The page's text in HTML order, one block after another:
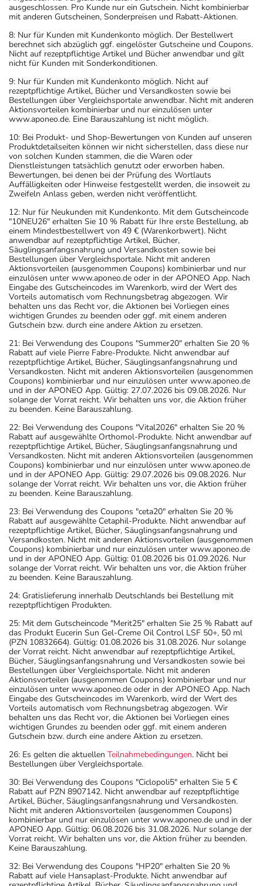
ausgeschlossen. Pro Kunde nur ein Gutschein. Nicht kombinierbar
mit anderen Gutscheinen, Sonderpreisen und Rabatt-Aktionen.
8: Nur für Kunden mit Kundenkonto möglich. Der Bestellwert
berechnet sich abzüglich ggf. eingelöster Gutscheine und Coupons.
Nicht auf rezeptpflichtige Artikel und Bücher anwendbar und gilt
nicht für Kunden mit Sonderkonditionen.
9: Nur für Kunden mit Kundenkonto möglich. Nicht auf
rezeptpflichtige Artikel, Bücher und Versandkosten sowie bei
Bestellungen über Vergleichsportale anwendbar. Nicht mit anderen
Aktionsvorteilen kombinierbar und nur einzulösen unter
www.aponeo.de. Eine Barauszahlung ist nicht möglich.
10: Bei Produkt- und Shop-Bewertungen von Kunden auf unseren
Produktdetailseiten können wir nicht sicherstellen, dass diese nur
von solchen Kunden stammen, die die Waren oder
Dienstleistungen tatsächlich genutzt oder erworben haben.
Bewertungen, bei denen bei der Prüfung des Wortlauts
Auffälligkeiten oder Hinweise festgestellt werden, die insoweit zu
Zweifeln Anlass geben, werden nicht veröffentlicht.
12: Nur für Neukunden mit Kundenkonto. Mit dem Gutscheincode
"10NEU26" erhalten Sie 10 % Rabatt für Ihre erste Bestellung, ab
einem Mindestbestellwert von 49 € (Warenkorbwert). Nicht
anwendbar auf rezeptpflichtige Artikel, Bücher,
Säuglingsanfangsnahrung und Versandkosten sowie bei
Bestellungen über Vergleichsportale. Nicht mit anderen
Aktionsvorteilen (ausgenommen Coupons) kombinierbar und nur
einzulösen unter www.aponeo.de oder in der APONEO App. Nach
Eingabe des Gutscheincodes im Warenkorb, wird der Wert des
Vorteils automatisch vom Rechnungsbetrag abgezogen. Wir
behalten uns das Recht vor, die Aktionen bei Vorliegen eines
wichtigen Grundes zu beenden oder ggf. mit einem anderen
Gutschein bzw. durch eine andere Aktion zu ersetzen.
21: Bei Verwendung des Coupons "Summer20" erhalten Sie 20 %
Rabatt auf viele Pierre Fabre-Produkte. Nicht anwendbar auf
rezeptpflichtige Artikel, Bücher, Säuglingsanfangsnahrung und
Versandkosten. Nicht mit anderen Aktionsvorteilen (ausgenommen
Coupons) kombinierbar und nur einzulösen unter www.aponeo.de
und in der APONEO App. Gültig: 27.07.2026 bis 09.08.2026. Nur
solange der Vorrat reicht. Wir behalten uns vor, die Aktion früher
zu beenden. Keine Barauszahlung.
22: Bei Verwendung des Coupons "Vital2026" erhalten Sie 20 %
Rabatt auf ausgewählte Orthomol-Produkte. Nicht anwendbar auf
rezeptpflichtige Artikel, Bücher, Säuglingsanfangsnahrung und
Versandkosten. Nicht mit anderen Aktionsvorteilen (ausgenommen
Coupons) kombinierbar und nur einzulösen unter www.aponeo.de
und in der APONEO App. Gültig: 29.07.2026 bis 09.08.2026. Nur
solange der Vorrat reicht. Wir behalten uns vor, die Aktion früher
zu beenden. Keine Barauszahlung.
23: Bei Verwendung des Coupons "ceta20" erhalten Sie 20 %
Rabatt auf ausgewählte Cetaphil-Produkte. Nicht anwendbar auf
rezeptpflichtige Artikel, Bücher, Säuglingsanfangsnahrung und
Versandkosten. Nicht mit anderen Aktionsvorteilen (ausgenommen
Coupons) kombinierbar und nur einzulösen unter www.aponeo.de
und in der APONEO App. Gültig: 01.08.2026 bis 01.09.2026. Nur
solange der Vorrat reicht. Wir behalten uns vor, die Aktion früher
zu beenden. Keine Barauszahlung.
24: Gratislieferung innerhalb Deutschlands bei Bestellung mit
rezeptpflichtigen Produkten.
25: Mit dem Gutscheincode "Merit25" erhalten Sie 25 % Rabatt auf
das Produkt Eucerin Sun Gel-Creme Oil Control LSF 50+, 50 ml
(PZN 10832664). Gültig: 01.08.2026 bis 31.08.2026. Nur solange
der Vorrat reicht. Nicht anwendbar auf rezeptpflichtige Artikel,
Bücher, Säuglingsanfangsnahrung und Versandkosten sowie bei
Bestellungen über Vergleichsportale. Nicht mit anderen
Aktionsvorteilen (ausgenommen Coupons) kombinierbar und nur
einzulösen unter www.aponeo.de oder in der APONEO App. Nach
Eingabe des Gutscheincodes im Warenkorb, wird der Wert des
Vorteils automatisch vom Rechnungsbetrag abgezogen. Wir
behalten uns das Recht vor, die Aktionen bei Vorliegen eines
wichtigen Grundes zu beenden oder ggf. mit einem anderen
Gutschein bzw. durch eine andere Aktion zu ersetzen.
26: Es gelten die aktuellen Teilnahmebedingungen. Nicht bei
Bestellungen über Vergleichsportale.
30: Bei Verwendung des Coupons "Ciclopoli5" erhalten Sie 5 €
Rabatt auf PZN 8907142. Nicht anwendbar auf rezeptpflichtige
Artikel, Bücher, Säuglingsanfangsnahrung und Versandkosten.
Nicht mit anderen Aktionsvorteilen (ausgenommen Coupons)
kombinierbar und nur einzulösen unter www.aponeo.de und in der
APONEO App. Gültig: 06.08.2026 bis 31.08.2026. Nur solange der
Vorrat reicht. Wir behalten uns vor, die Aktion früher zu beenden.
Keine Barauszahlung.
32: Bei Verwendung des Coupons "HP20" erhalten Sie 20 %
Rabatt auf viele Hansaplast-Produkte. Nicht anwendbar auf